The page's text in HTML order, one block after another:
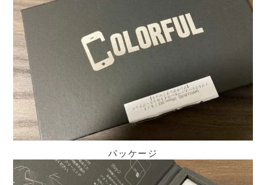
パッケージ